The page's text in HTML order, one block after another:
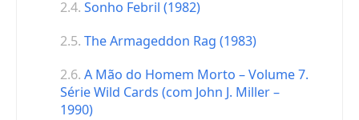
Sonho Febril (1982)
The Armageddon Rag (1983)
A Mão do Homem Morto – Volume 7.
Série Wild Cards (com John J. Miller –
1990)